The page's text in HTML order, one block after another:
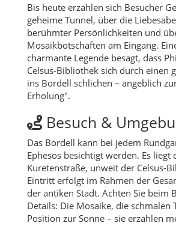
Bis heute erzählen sich Besucher
geheime Tunnel, über die
berühmter Persönlichkeiten und
Mosaikbotschaften am Eingang.
charmante Legende besagt, dass
Celsus-Bibliothek sich durch einen
ins Bordell schlichen – angeblich
Erholung".
Besuch &
Das Bordell kann bei jedem
Ephesos besichtigt werden. Es liegt
Kuretenstraße, unweit der Celsus-
Eintritt erfolgt im Rahmen der
der antiken Stadt. Achten Sie beim
Details: Die Mosaike, die schmalen
Position zur Sonne – sie erzählen